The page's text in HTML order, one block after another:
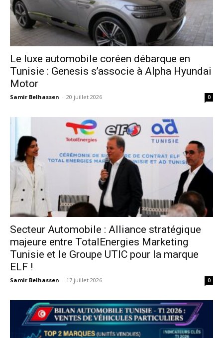
Le luxe automobile coréen débarque en
Tunisie : Genesis s’associe à Alpha Hyundai
Motor
Samir Belhassen - 20 juillet 2026 0
Secteur Automobile : Alliance stratégique
majeure entre TotalEnergies Marketing
Tunisie et le Groupe UTIC pour la marque
ELF !
Samir Belhassen - 17 juillet 2026 0